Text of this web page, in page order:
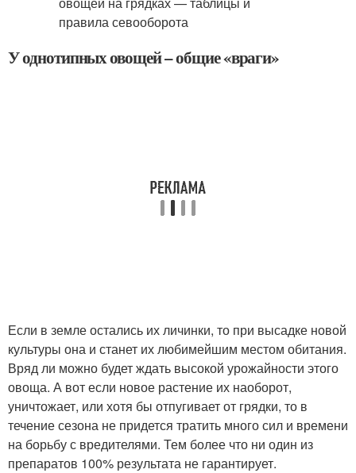
У однотипных овощей – общие «враги»
Если в земле остались их личинки, то при высадке новой
культуры она и станет их любимейшим местом обитания.
Вряд ли можно будет ждать высокой урожайности этого
овоща. А вот если новое растение их наоборот,
уничтожает, или хотя бы отпугивает от грядки, то в
течение сезона не придется тратить много сил и времени
на борьбу с вредителями. Тем более что ни один из
препаратов 100% результата не гарантирует.